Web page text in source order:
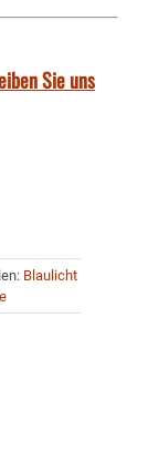
Sie uns
Blaulicht